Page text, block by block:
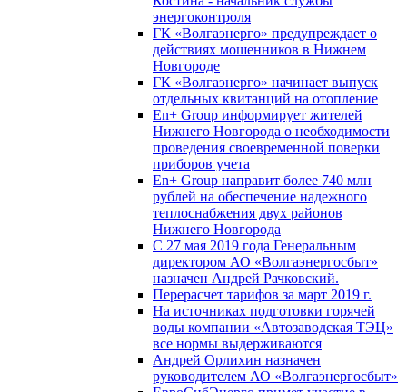
энергоконтроля
ГК «Волгаэнерго» предупреждает о
действиях мошенников в Нижнем
Новгороде
ГК «Волгаэнерго» начинает выпуск
отдельных квитанций на отопление
En+ Group информирует жителей
Нижнего Новгорода о необходимости
проведения своевременной поверки
приборов учета
En+ Group направит более 740 млн
рублей на обеспечение надежного
теплоснабжения двух районов
Нижнего Новгорода
С 27 мая 2019 года Генеральным
директором АО «Волгаэнергосбыт»
назначен Андрей Рачковский.
Перерасчет тарифов за март 2019 г.
На источниках подготовки горячей
воды компании «Автозаводская ТЭЦ»
все нормы выдерживаются
Андрей Орлихин назначен
руководителем АО «Волгаэнергосбыт»